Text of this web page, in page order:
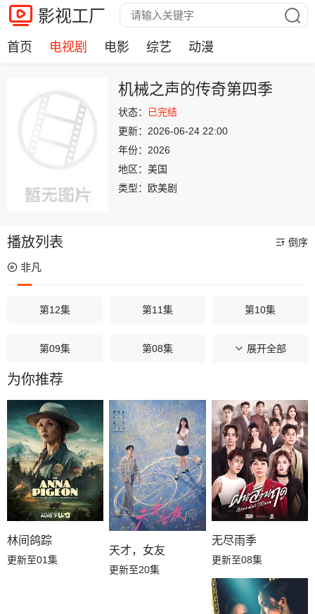
影视工厂
首页 电视剧 电影 综艺 动漫
机械之声的传奇第四季
状态： 已完结
更新： 2026-06-24 22:00
年份： 2026
地区： 美国
类型：
欧美剧
播放列表 倒序
非凡
第12集 第11集 第10集
第09集 第08集 第07集
第06集
第03集 第02集 第01集
展开全部
为你推荐
林间鸽踪
更新至01集
天才，女友
更新至20集
无尽雨季
更新至08集